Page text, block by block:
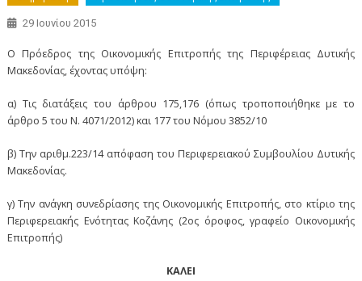
29 Ιουνίου 2015
Ο Πρόεδρος της Οικονομικής Επιτροπής της Περιφέρειας Δυτικής
Μακεδονίας, έχοντας υπόψη:
α) Τις διατάξεις του άρθρου 175,176 (όπως τροποποιήθηκε με το
άρθρο 5 του Ν. 4071/2012) και 177 του Νόμου 3852/10
β) Την αριθμ.223/14 απόφαση του Περιφερειακού Συμβουλίου Δυτικής
Μακεδονίας.
γ) Την ανάγκη συνεδρίασης της Οικονομικής Επιτροπής, στο κτίριο της
Περιφερειακής Ενότητας Κοζάνης (2ος όροφος, γραφείο Οικονομικής
Επιτροπής)
ΚΑΛΕΙ